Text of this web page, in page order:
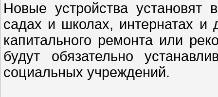
Новые устройства установят
садах и школах, интернатах и
капитального ремонта или
будут обязательно
социальных учреждений.